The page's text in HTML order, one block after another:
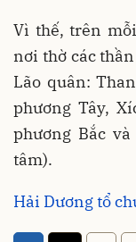
Vì thế, trên
nơi thờ các
Lão quân:
phương Tây,
phương Bắc
tâm).
Hải Dương tổ